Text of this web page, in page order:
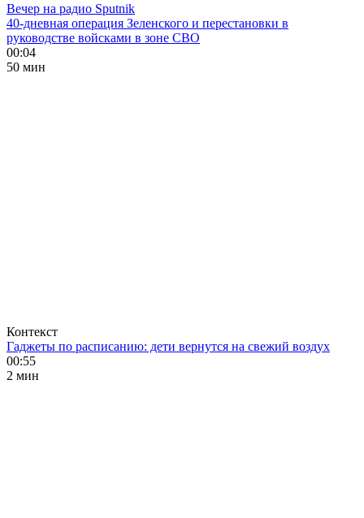
Вечер на радио Sputnik
40-дневная операция Зеленского и перестановки в
руководстве войсками в зоне СВО
00:04
50 мин
Контекст
Гаджеты по расписанию: дети вернутся на свежий воздух
00:55
2 мин